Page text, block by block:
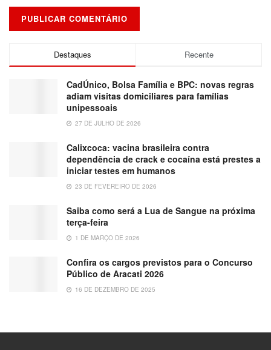
Destaques Recente
CadÚnico, Bolsa Família e BPC: novas regras
adiam visitas domiciliares para famílias
unipessoais
27 DE JULHO DE 2026
Calixcoca: vacina brasileira contra
dependência de crack e cocaína está prestes a
iniciar testes em humanos
23 DE FEVEREIRO DE 2026
Saiba como será a Lua de Sangue na próxima
terça-feira
1 DE MARÇO DE 2026
Confira os cargos previstos para o Concurso
Público de Aracati 2026
16 DE DEZEMBRO DE 2025